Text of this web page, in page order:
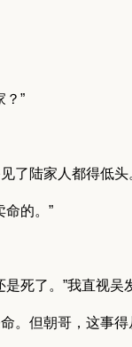
？”
了陆家人都得低
命的。”
死了。”我直视吴
。但朝哥，这事